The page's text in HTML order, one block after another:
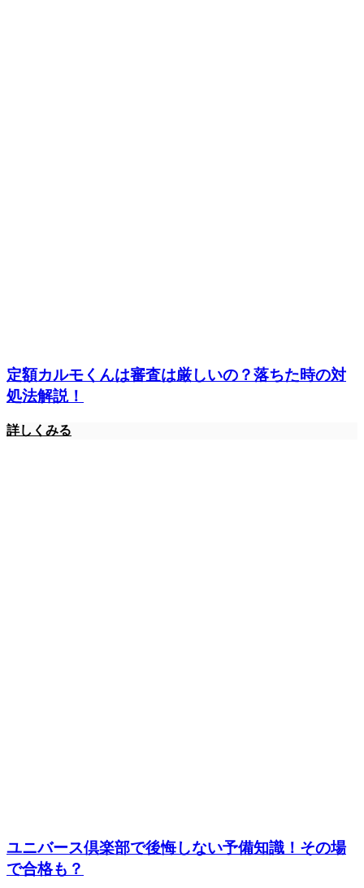
定額カルモくんは審査は厳しいの？落ちた時の対
処法解説！
詳しくみる
ユニバース倶楽部で後悔しない予備知識！その場
で合格も？